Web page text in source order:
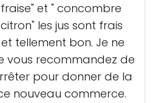
et " concombre
les jus sont frais
tellement bon. Je ne
vous recommandez de
pour donner de la
nouveau commerce.